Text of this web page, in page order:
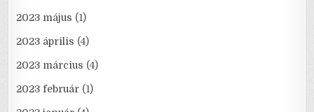
2023 május (1)
2023 április (4)
2023 március (4)
2023 február (1)